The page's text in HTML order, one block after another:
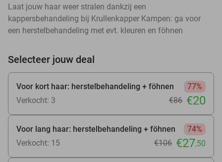
Laat jouw haar weer stralen dankzij een
kappersbehandeling bij Krullenkapper Kampen: ga voor
een herstelbehandeling met evt. kleuren en föhnen
Selecteer jouw deal
Voor kort haar: herstelbehandeling + föhnen
77%
Verkocht: 3
€86 €20
Voor lang haar: herstelbehandeling + föhnen
74%
Verkocht: 15
€106 €27,50